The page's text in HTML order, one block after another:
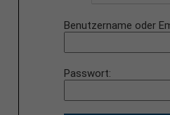
Benutzername oder
Passwort